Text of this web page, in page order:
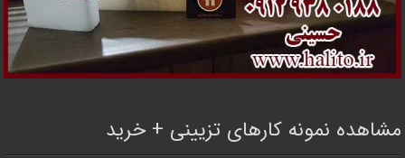
مشاهده نمونه کارهای تزیینی + خرید